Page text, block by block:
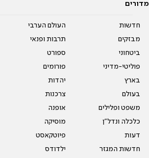
מדורים
חדשות
מבזקים
ביטחוני
פוליטי-מדיני
בארץ
בעולם
משפט ופלילים
כלכלה ונדל"ן
דעות
חדשות המגזר
העולם הערבי
תרבות ופנאי
ספורט
פורומים
יהדות
צרכנות
אופנה
מוסיקה
פיוטקאסט
ילדודס